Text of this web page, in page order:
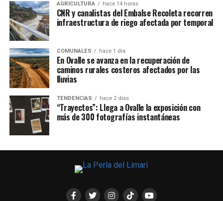
AGRICULTURA hace 14 horas
CNR y canalistas del Embalse Recoleta recorren
infraestructura de riego afectada por temporal
COMUNALES hace 1 día
En Ovalle se avanza en la recuperación de
caminos rurales costeros afectados por las
lluvias
TENDENCIAS hace 2 días
“Trayectos”: Llega a Ovalle la exposición con
más de 300 fotografías instantáneas